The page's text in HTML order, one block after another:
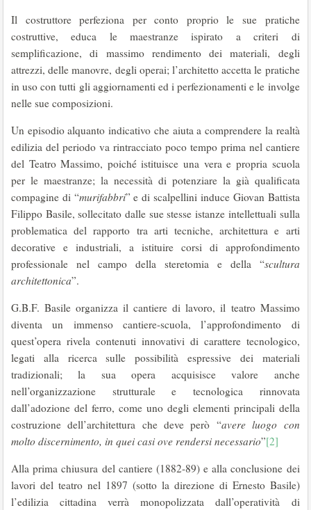
Il costruttore perfeziona per conto proprio le sue pratiche
costruttive, educa le maestranze ispirato a criteri di
semplificazione, di massimo rendimento dei materiali, degli
attrezzi, delle manovre, degli operai; l’architetto accetta le pratiche
in uso con tutti gli aggiornamenti ed i perfezionamenti e le involge
nelle sue composizioni.
Un episodio alquanto indicativo che aiuta a comprendere la realtà
edilizia del periodo va rintracciato poco tempo prima nel cantiere
del Teatro Massimo, poiché istituisce una vera e propria scuola
per le maestranze; la necessità di potenziare la già qualificata
compagine di “murifabbri” e di scalpellini induce Giovan Battista
Filippo Basile, sollecitato dalle sue stesse istanze intellettuali sulla
problematica del rapporto tra arti tecniche, architettura e arti
decorative e industriali, a istituire corsi di approfondimento
professionale nel campo della steretomia e della “scultura
architettonica”.
G.B.F. Basile organizza il cantiere di lavoro, il teatro Massimo
diventa un immenso cantiere-scuola, l’approfondimento di
quest’opera rivela contenuti innovativi di carattere tecnologico,
legati alla ricerca sulle possibilità espressive dei materiali
tradizionali; la sua opera acquisisce valore anche
nell’organizzazione strutturale e tecnologica rinnovata
dall’adozione del ferro, come uno degli elementi principali della
costruzione dell’architettura che deve però “avere luogo con
molto discernimento, in quei casi ove rendersi necessario”[2]
Alla prima chiusura del cantiere (1882-89) e alla conclusione dei
lavori del teatro nel 1897 (sotto la direzione di Ernesto Basile)
l’edilizia cittadina verrà monopolizzata dall’operatività di